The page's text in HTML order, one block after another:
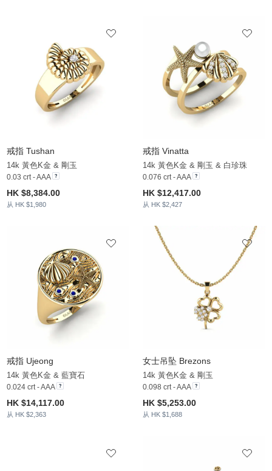
戒指 Tushan
14k 黃色K金 & 剛玉
0.03 crt - AAA
HK $8,384.00
从 HK $1,980
戒指 Vinatta
14k 黃色K金 & 剛玉 & 白珍珠
0.076 crt - AAA
HK $12,417.00
从 HK $2,427
戒指 Ujeong
14k 黃色K金 & 藍寶石
0.024 crt - AAA
HK $14,117.00
从 HK $2,363
女士吊坠 Brezons
14k 黃色K金 & 剛玉
0.098 crt - AAA
HK $5,253.00
从 HK $1,688